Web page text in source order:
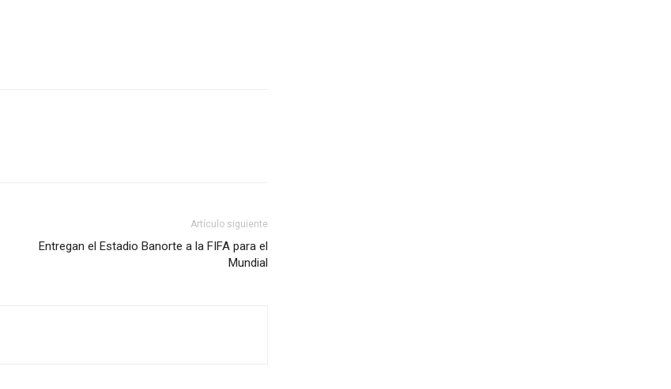
Artículo siguiente
Entregan el Estadio Banorte a la FIFA para el
Mundial